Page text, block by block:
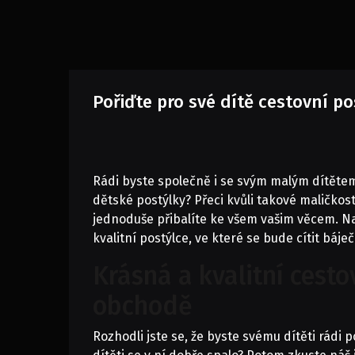
Pořiďte pro své dítě cestovní
Rádi byste společně i se svým malým
dětské postýlky? Přeci kvůli takové
jednoduše přibalíte ke všem vašim věcem.
kvalitní postýlce, ve které se bude cítit
Rozhodli jste se, že byste svému dítěti rádi